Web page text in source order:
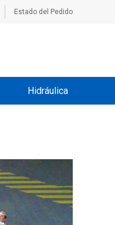
Estado del Pedido
Hidráulica